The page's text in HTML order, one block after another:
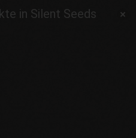
in Silent Seeds